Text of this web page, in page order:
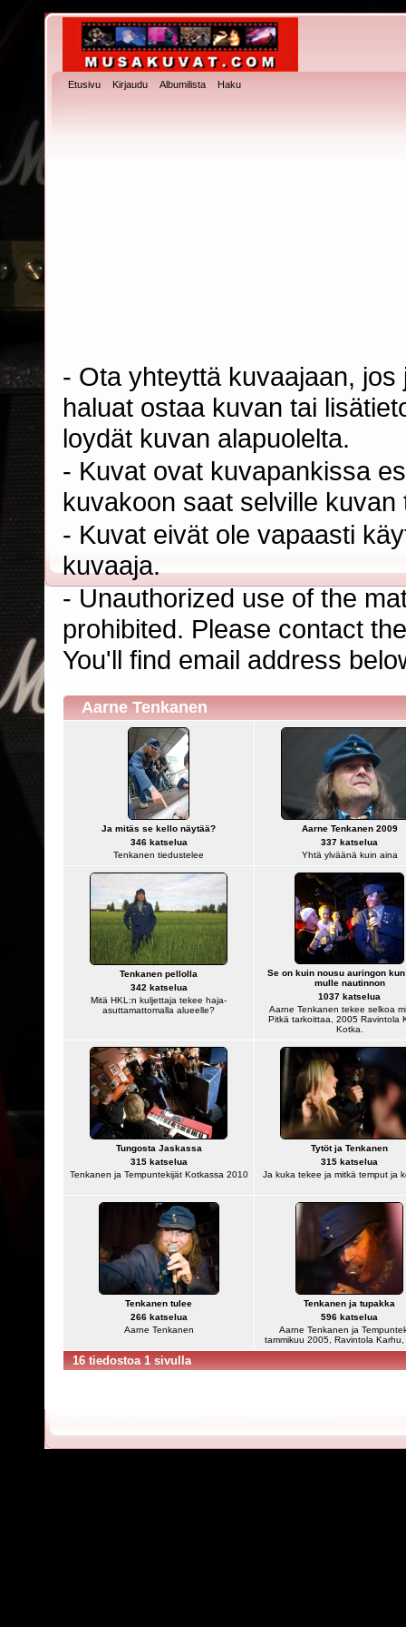
Etusivu Kirjaudu Albumilista Haku
- Ota yhteyttä kuvaajaan,
haluat ostaa kuvan tai
loydät kuvan alapuolelta.
- Kuvat ovat kuvapankissa
kuvakoon saat selville
- Kuvat eivät ole vapaasti
kuvaaja.
- Unauthorized use of the
prohibited. Please contact
You'll find email address
Aarne Tenkanen
Ja mitäs se kello näytää?
346 katselua
Tenkanen tiedustelee
Aarne Tenkanen 2009
337 katselua
Yhtä ylväänä kuin aina
Tenkanen pellolla
342 katselua
Mitä HKL:n kuljettaja tekee haja-
asuttamattomalla alueelle?
Se on kuin nousu auringon
mulle nautinnon
1037 katselua
Aarne Tenkanen tekee selkoa
Pitkä tarkoittaa, 2005 Ravintola
Kotka.
Tungosta Jaskassa
315 katselua
Tenkanen ja Tempuntekijät Kotkassa 2010
Tytöt ja Tenkanen
315 katselua
Ja kuka tekee ja mitkä temput ja
Tenkanen tulee
266 katselua
Aarne Tenkanen
Tenkanen ja tupakka
596 katselua
Aarne Tenkanen ja
tammikuu 2005, Ravintola
16 tiedostoa 1 sivulla